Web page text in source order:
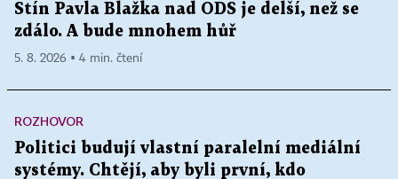
Stín Pavla Blažka nad ODS je delší, než se
zdálo. A bude mnohem hůř
5. 8. 2026 ▪ 4 min. čtení
ROZHOVOR
Politici budují vlastní paralelní mediální
systémy. Chtějí, aby byli první, kdo